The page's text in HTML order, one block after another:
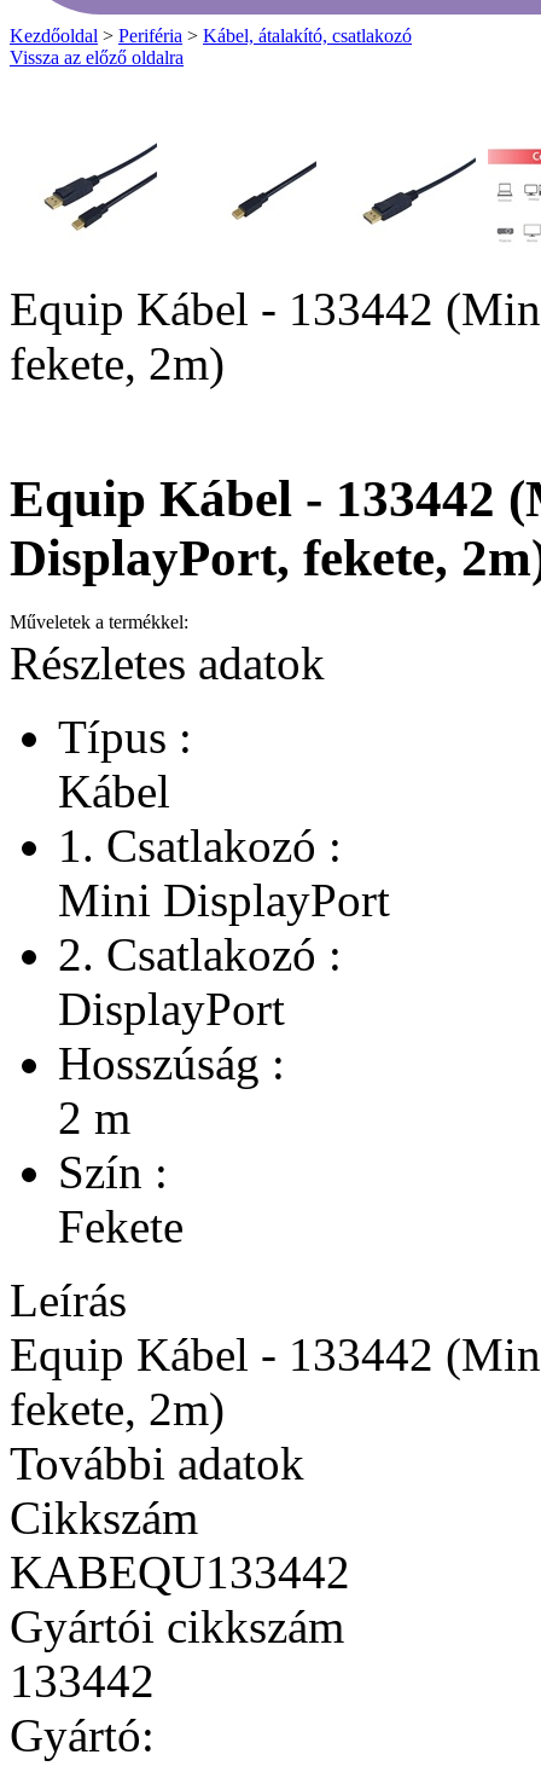
Kezdőoldal > Periféria > Kábel, átalakító, csatlakozó
Vissza az előző oldalra
Equip Kábel - 133442
fekete, 2m)
Equip Kábel - 133442
DisplayPort, fekete,
Műveletek a termékkel:
Részletes adatok
Típus :
Kábel
1. Csatlakozó :
Mini DisplayPort
2. Csatlakozó :
DisplayPort
Hosszúság :
2 m
Szín :
Fekete
Leírás
Equip Kábel - 133442
fekete, 2m)
További adatok
Cikkszám
KABEQU133442
Gyártói cikkszám
133442
Gyártó: